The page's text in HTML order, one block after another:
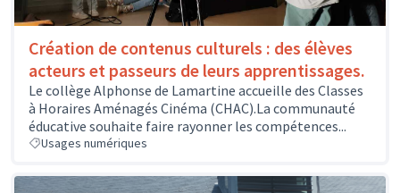
Création de contenus culturels : des élèves
acteurs et passeurs de leurs apprentissages.
Le collège Alphonse de Lamartine accueille des Classes
à Horaires Aménagés Cinéma (CHAC).La communauté
éducative souhaite faire rayonner les compétences...
Usages numériques